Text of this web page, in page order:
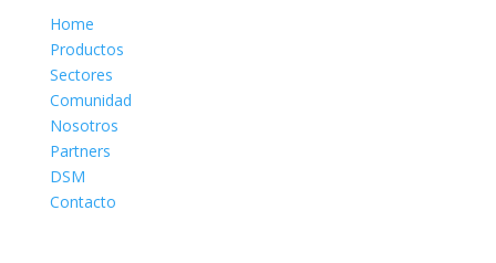
Home
Productos
Sectores
Comunidad
Nosotros
Partners
DSM
Contacto